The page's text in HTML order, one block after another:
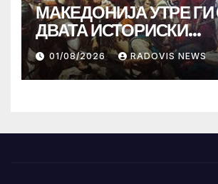
МАКЕДОНИЈА УТРЕ
ДВАТА ИСТОРИСКИ
ИЛИНДЕНА!
01/08/2026 RADOVIS NEWS